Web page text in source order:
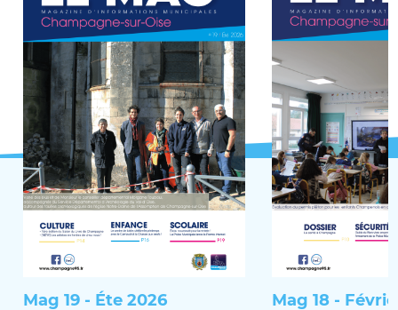
Mag 19 - Éte 2026 Mag 18 -